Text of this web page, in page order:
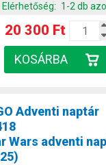
Elérhetőség: 1-2 db
20 300 Ft
Adventi naptár
Wars adventi